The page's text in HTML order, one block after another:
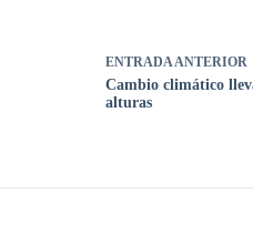
ENTRADAANTERIOR
Cambio climático
alturas